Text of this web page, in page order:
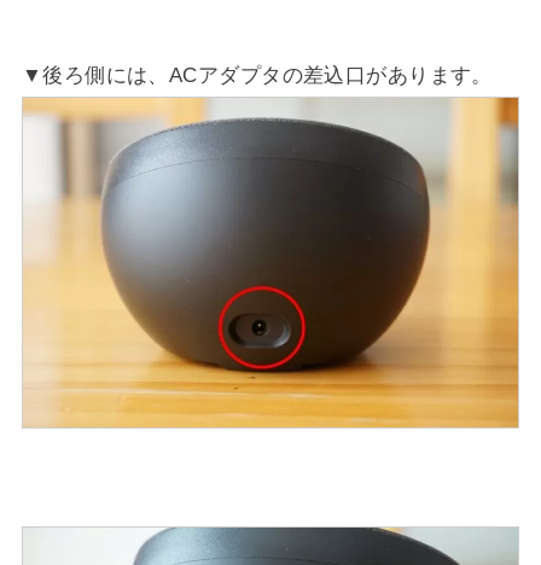
▼後ろ側には、ACアダプタの差込口があります。